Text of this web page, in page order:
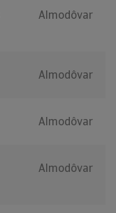
Almodôvar
Almodôvar
Almodôvar
Almodôvar